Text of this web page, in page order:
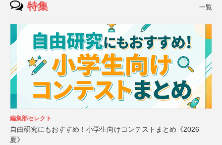
特集 一覧
編集部セレクト
自由研究にもおすすめ！小学生向けコンテストまとめ《2026
夏》